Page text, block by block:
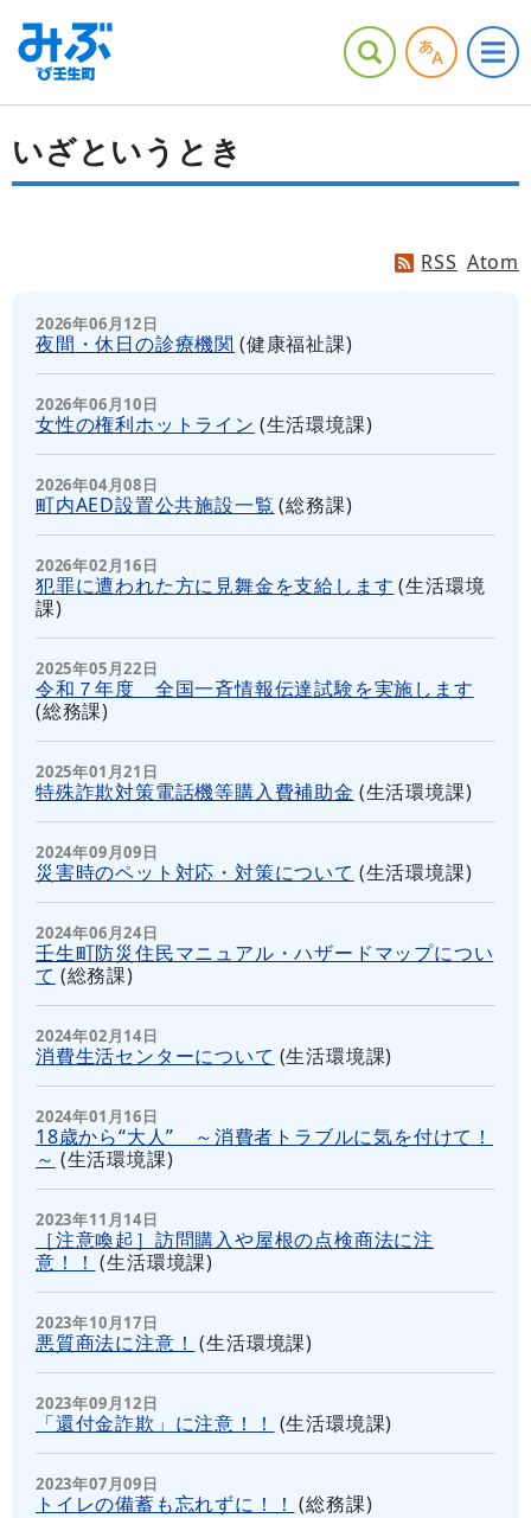
いざというとき
RSS Atom
2026年06月12日
夜間・休日の診療機関 (健康福祉課)
2026年06月10日
女性の権利ホットライン (生活環境課)
2026年04月08日
町内AED設置公共施設一覧 (総務課)
2026年02月16日
犯罪に遭われた方に見舞金を支給します (生活環境
課)
2025年05月22日
令和７年度 全国一斉情報伝達試験を実施します
(総務課)
2025年01月21日
特殊詐欺対策電話機等購入費補助金 (生活環境課)
2024年09月09日
災害時のペット対応・対策について (生活環境課)
2024年06月24日
壬生町防災住民マニュアル・ハザードマップについ
て (総務課)
2024年02月14日
消費生活センターについて (生活環境課)
2024年01月16日
18歳から“大人” ～消費者トラブルに気を付けて！
～ (生活環境課)
2023年11月14日
［注意喚起］訪問購入や屋根の点検商法に注
意！！ (生活環境課)
2023年10月17日
悪質商法に注意！ (生活環境課)
2023年09月12日
「還付金詐欺」に注意！！ (生活環境課)
2023年07月09日
トイレの備蓄も忘れずに！！ (総務課)